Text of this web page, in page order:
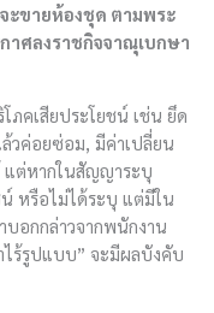
ะขายห้องชุด ตามพระ
ศลงราชกิจจาณุเบกษา
ภคเสียประโยชน์ เช่น ยึด
วค่อยซ่อม, มีค่าเปลี่ยน
แต่หากในสัญญาระบุ
หรือไม่ได้ระบุ แต่มีใน
อกกล่าวจากพนักงาน
ร้รูปแบบ” จะมีผลบังคับ